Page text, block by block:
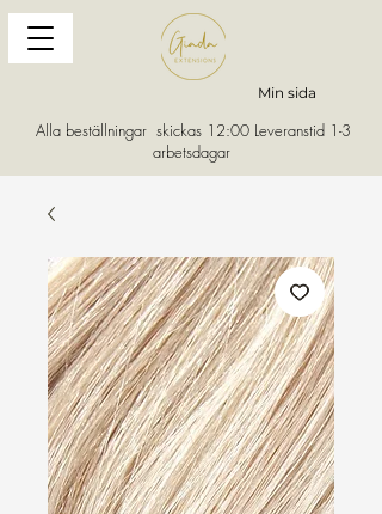
Min sida
Alla beställningar skickas 12:00 Leveranstid 1-3
arbetsdagar